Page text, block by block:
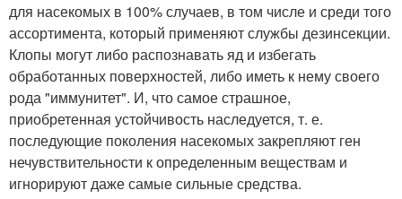
для насекомых в 100% случаев, в том числе и среди того
ассортимента, который применяют службы дезинсекции.
Клопы могут либо распознавать яд и избегать
обработанных поверхностей, либо иметь к нему своего
рода "иммунитет". И, что самое страшное,
приобретенная устойчивость наследуется, т. е.
последующие поколения насекомых закрепляют ген
нечувствительности к определенным веществам и
игнорируют даже самые сильные средства.